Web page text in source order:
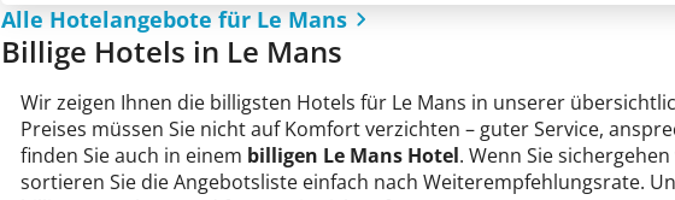
Alle Hotelangebote für Le Mans
Billige Hotels in Le Mans
Wir zeigen Ihnen die billigsten Hotels für Le Mans in unserer
Preises müssen Sie nicht auf Komfort verzichten – guter Service,
finden Sie auch in einem billigen Le Mans Hotel. Wenn Sie
sortieren Sie die Angebotsliste einfach nach Weiterempfehlungsrate.